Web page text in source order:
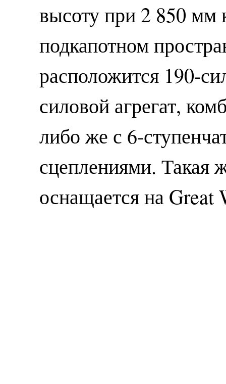
высоту при 2 850 мм
подкапотном
расположится 190-
силовой агрегат,
либо же с 6-
сцеплениями. Такая
оснащается на